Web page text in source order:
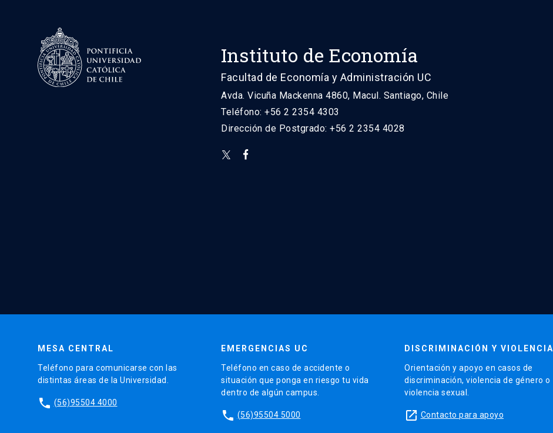
Instituto de Economía
Facultad de Economía y Administración UC
Avda. Vicuña Mackenna 4860, Macul. Santiago, Chile
Teléfono: +56 2 2354 4303
Dirección de Postgrado: +56 2 2354 4028
MESA CENTRAL
Teléfono para comunicarse con las
distintas áreas de la Universidad.
phone (56)95504 4000
EMERGENCIAS UC
Teléfono en caso de accidente o
situación que ponga en riesgo tu vida
dentro de algún campus.
phone (56)95504 5000
DISCRIMINACIÓN Y VIOLENCIA
Orientación y apoyo en casos de
discriminación, violencia de género o
violencia sexual.
launch Contacto para apoyo